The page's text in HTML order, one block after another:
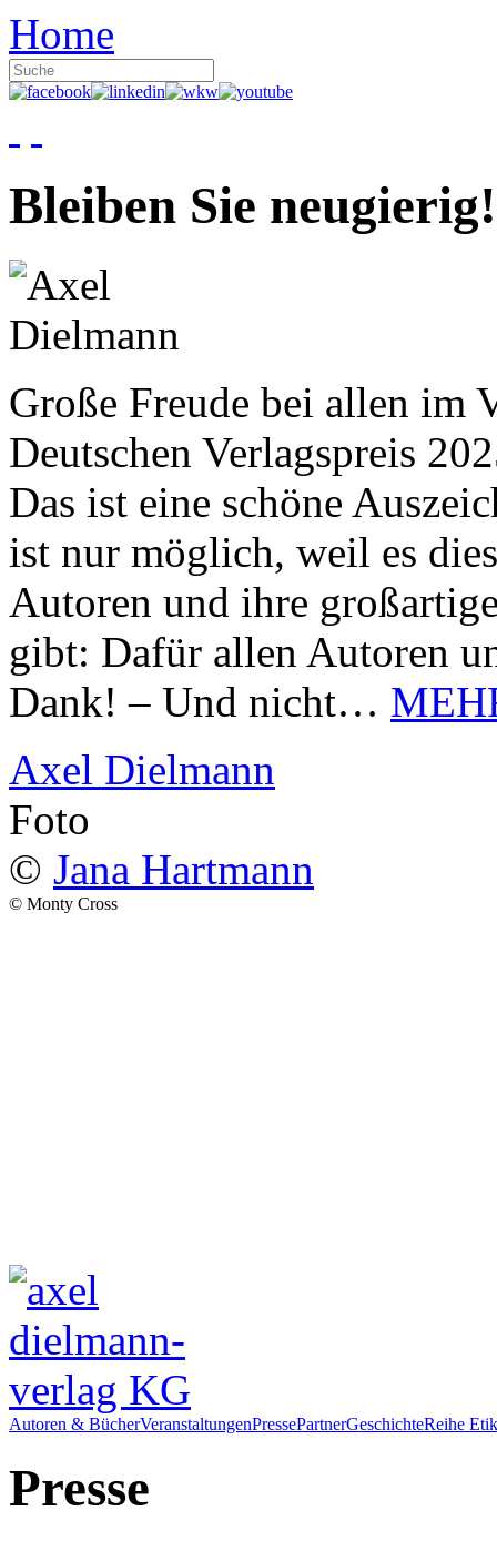
Home
Bleiben Sie neugierig!
Große Freude bei allen im
Deutschen Verlagspreis
Das ist eine schöne
ist nur möglich, weil es
Autoren und ihre
gibt: Dafür allen Autoren
Dank! – Und nicht…
Axel Dielmann
Foto
© Jana Hartmann
© Monty Cross
Autoren & BücherVeranstaltungenPressePartnerGeschichteReihe
Presse